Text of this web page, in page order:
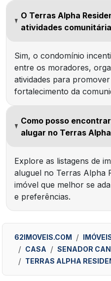
O Terras Alpha
atividades
Sim, o condomínio
entre os moradores,
atividades para
fortalecimento da
Como posso
alugar no Terras
Explore as listagens de
aluguel no Terras Alpha
imóvel que melhor se
e preferências.
62IMOVEIS.COM
CASA
SENADOR
TERRAS ALPHA